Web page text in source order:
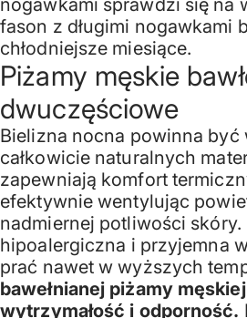
fason z długimi nogawkami
chłodniejsze miesiące.
Piżamy męskie
dwuczęściowe
Bielizna nocna powinna być
całkowicie naturalnych
zapewniają komfort
efektywnie wentylując
nadmiernej potliwości skóry.
hipoalergiczna i przyjemna
prać nawet w wyższych
bawełnianej piżamy
wytrzymałość i odporność.